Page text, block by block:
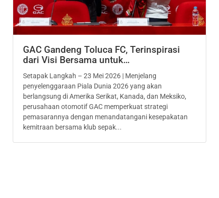
GAC Gandeng Toluca FC, Terinspirasi
dari Visi Bersama untuk…
Setapak Langkah – 23 Mei 2026 | Menjelang
penyelenggaraan Piala Dunia 2026 yang akan
berlangsung di Amerika Serikat, Kanada, dan Meksiko,
perusahaan otomotif GAC memperkuat strategi
pemasarannya dengan menandatangani kesepakatan
kemitraan bersama klub sepak...